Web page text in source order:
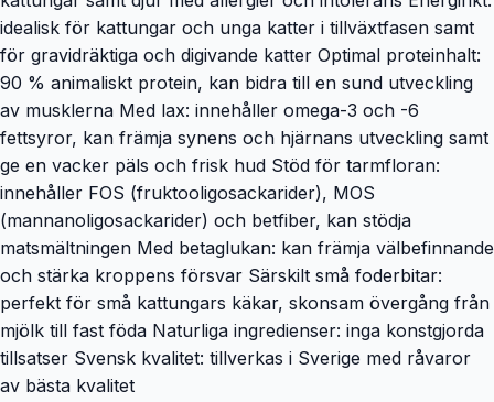
idealisk för kattungar och unga katter i tillväxtfasen samt
för gravidräktiga och digivande katter Optimal proteinhalt:
90 % animaliskt protein, kan bidra till en sund utveckling
av musklerna Med lax: innehåller omega-3 och -6
fettsyror, kan främja synens och hjärnans utveckling samt
ge en vacker päls och frisk hud Stöd för tarmfloran:
innehåller FOS (fruktooligosackarider), MOS
(mannanoligosackarider) och betfiber, kan stödja
matsmältningen Med betaglukan: kan främja välbefinnande
och stärka kroppens försvar Särskilt små foderbitar:
perfekt för små kattungars käkar, skonsam övergång från
mjölk till fast föda Naturliga ingredienser: inga konstgjorda
tillsatser Svensk kvalitet: tillverkas i Sverige med råvaror
av bästa kvalitet